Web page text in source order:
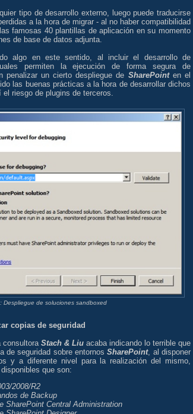
tipo de desarrollo externo, luego puede traducirse
a la hora de migrar - al no haber compatibilidad
famosas 40 plantillas de aplicación en su momento
de base de datos adjunta.
algo en este sentido, al incluir el desarrollo de
permiten la ejecución de forma segura de
penalizar un cierto despliegue de SharePointen el
las buenas prácticas a la hora de desarrollar dichos
riesgo de plugins de terceros.
Despliegue de soluciones sandboxed
copias de seguridad
consultoraStach & Liu acaba indicando lo terrible que
de seguridad sobre entornosSharePoint, al disponer
y a diferente nivel para la realización del mismo,
que son:
2008/R2
de Backup
SharePoint Central Administration